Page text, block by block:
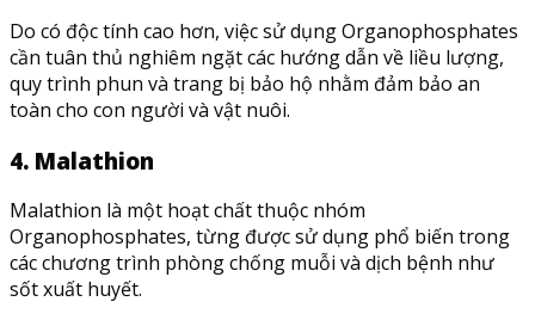
Do có độc tính cao hơn, việc sử dụng Organophosphates
cần tuân thủ nghiêm ngặt các hướng dẫn về liều lượng,
quy trình phun và trang bị bảo hộ nhằm đảm bảo an
toàn cho con người và vật nuôi.
4. Malathion
Malathion là một hoạt chất thuộc nhóm
Organophosphates, từng được sử dụng phổ biến trong
các chương trình phòng chống muỗi và dịch bệnh như
sốt xuất huyết.